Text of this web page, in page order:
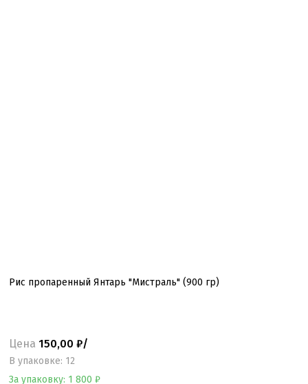
Рис пропаренный Янтарь "Мистраль" (900 гр)
Цена 150,00 ₽/
B упаковке: 12
За упаковку: 1 800 ₽